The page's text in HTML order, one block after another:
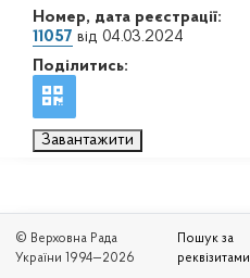
Номер, дата реєстрації:
11057 від 04.03.2024
Поділитись:
Завантажити
© Верховна Рада
України 1994—2026
Пошук за
реквізитами